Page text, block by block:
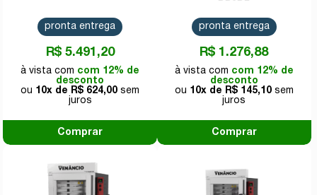
R$ 5.491,20
com 12% de
desconto
10x de
R$ 624,00
pronta entrega
Comprar
R$ 1.276,88
com 12% de
desconto
10x de
R$ 145,10
pronta entrega
Comprar